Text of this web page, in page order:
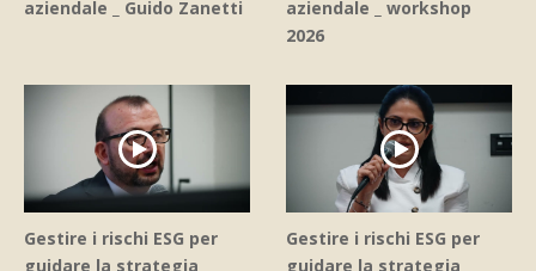
aziendale _ Guido Zanetti
aziendale _ workshop
2026
Gestire i rischi ESG per
guidare la strategia
Gestire i rischi ESG per
guidare la strategia